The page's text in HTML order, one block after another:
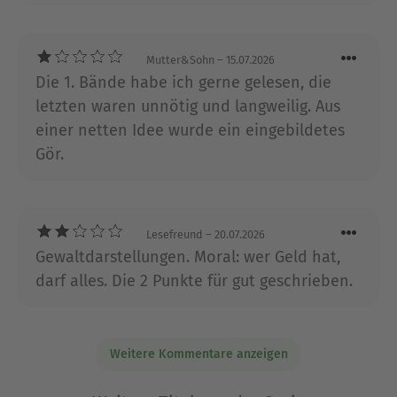
leid, aber die Bewertung hier kann ich beim
besten Willen nicht nachvollziehen!
Mutter&Sohn – 15.07.2026
Die 1. Bände habe ich gerne gelesen, die
letzten waren unnötig und langweilig. Aus
einer netten Idee wurde ein eingebildetes
Gör.
Lesefreund – 20.07.2026
Gewaltdarstellungen. Moral: wer Geld hat,
darf alles. Die 2 Punkte für gut geschrieben.
Weitere Kommentare anzeigen